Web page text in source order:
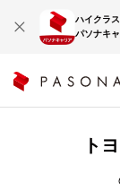
ハイクラ
パソナキ
ト